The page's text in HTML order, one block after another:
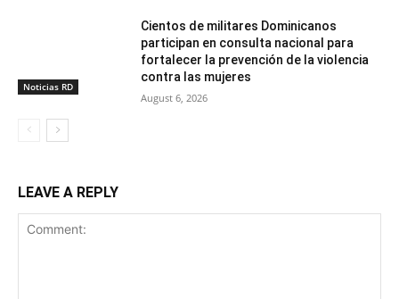
Noticias RD
Cientos de militares Dominicanos
participan en consulta nacional para
fortalecer la prevención de la violencia
contra las mujeres
August 6, 2026
LEAVE A REPLY